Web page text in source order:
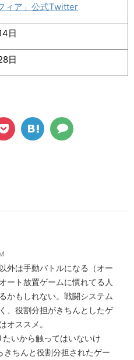
ィア」公式Twitter
日
日
外は手動バトルになる（オー
ート放置ゲームに慣れてる人
かもしれない。戦闘システム
、役割分担がきちんとしたゲ
オススメ。
いから触ってはいないけ
きちんと役割分担されたゲー